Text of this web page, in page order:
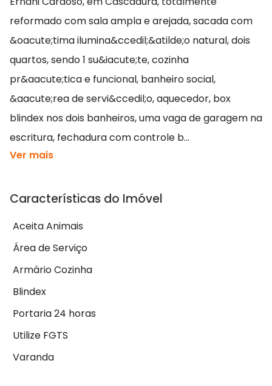
reformado com sala ampla e arejada, sacada com
&oacute;tima ilumina&ccedil;&atilde;o natural, dois
quartos, sendo 1 su&iacute;te, cozinha
pr&aacute;tica e funcional, banheiro social,
&aacute;rea de servi&ccedil;o, aquecedor, box
blindex nos dois banheiros, uma vaga de garagem na
escritura, fechadura com controle b...
Ver mais
Características do Imóvel
Aceita Animais
Área de Serviço
Armário Cozinha
Blindex
Portaria 24 horas
Utilize FGTS
Varanda